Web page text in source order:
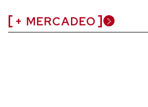
+ MERCADEO